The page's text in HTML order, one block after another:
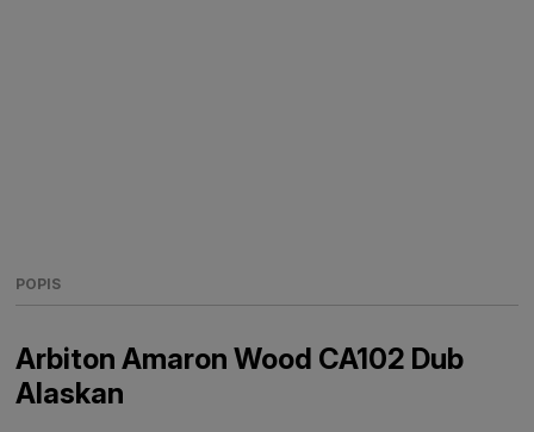
POPIS
Arbiton Amaron Wood CA102 Dub
Alaskan